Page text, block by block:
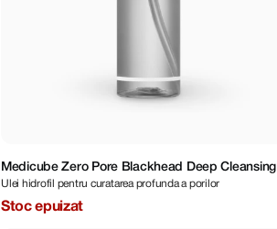
Medicube Zero Pore Blackhead Deep Cleansing
Oil 205 ml
Ulei hidrofil pentru curatarea profunda a porilor
Stoc epuizat